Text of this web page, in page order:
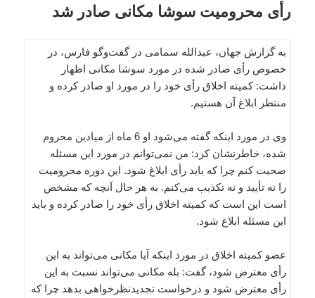
رأی محرومیت سوشا مکانی صادر شد
به گزارش جهان، عبدالله سمامی در گفت‌وگو فارس، در
خصوص رأی صادر شده در مورد سوشا مکانی اظهار
داشت: کمیته اخلاق رأی خود را در مورد او صادر کرده و
منتظر ابلاغ آن هستیم.
وی در مورد اینکه گفته می‌شود او 6 ماه از میادین محروم
شده، خاطرنشان کرد: من نمی‌توانم در مورد این مسئله
صحبت کنم چرا که باید رأی ابلاغ شود. این دوره محرومیت
را نه تأیید و نه تکذیب می‌کنم. به هر حال آنچه که مشخص
است این است که کمیته اخلاق رأی خود را صادر کرده و باید
این مسئله ابلاغ شود.
عضو کمیته اخلاق در مورد اینکه آیا مکانی می‌تواند به این
رأی معترض شود، گفت: بله مکانی می‌تواند نسبت به این
رأی معترض شود و درخواست تجدیدنظرخواهی بدهد چرا که